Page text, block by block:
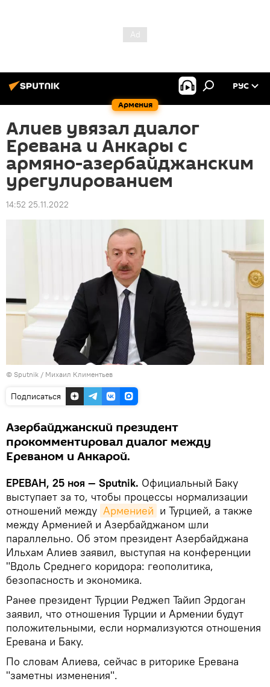
Армения
РУС
Алиев увязал диалог
Еревана и Анкары с
армяно-азербайджанским
урегулированием
14:52 25.11.2022
© Sputnik / Михаил Климентьев
Подписаться
Азербайджанский президент
прокомментировал диалог между
Ереваном и Анкарой.
ЕРЕВАН, 25 ноя — Sputnik. Официальный Баку
выступает за то, чтобы процессы нормализации
отношений между Арменией и Турцией, а также
между Арменией и Азербайджаном шли
параллельно. Об этом президент Азербайджана
Ильхам Алиев заявил, выступая на конференции
"Вдоль Среднего коридора: геополитика,
безопасность и экономика.
Ранее президент Турции Реджеп Тайип Эрдоган
заявил, что отношения Турции и Армении будут
положительными, если нормализуются отношения
Еревана и Баку.
По словам Алиева, сейчас в риторике Еревана
"заметны изменения".